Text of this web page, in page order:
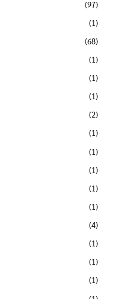
(97)
(1)
(68)
(1)
(1)
(1)
(2)
(1)
(1)
(1)
(1)
(1)
(4)
(1)
(1)
(1)